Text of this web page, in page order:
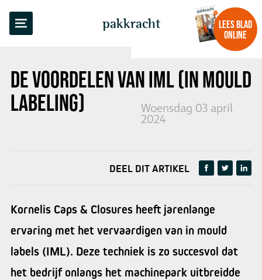
pakkracht
LEES BLAD
ONLINE
DE VOORDELEN VAN IML (IN MOULD
LABELING)
Woensdag 03 april
2024
TERUG NAAR OVERZICHT
DEEL DIT ARTIKEL
Kornelis Caps & Closures heeft jarenlange
ervaring met het vervaardigen van in mould
labels (IML). Deze techniek is zo succesvol dat
het bedrijf onlangs het machinepark uitbreidde